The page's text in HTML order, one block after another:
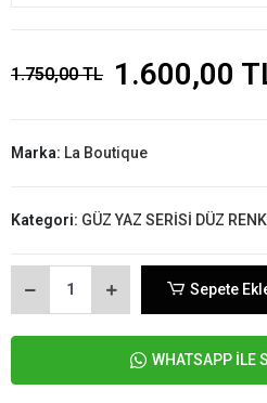
1.750,00 TL 1.600,00
Marka: La Boutique
Kategori: GÜZ YAZ SERİSİ DÜZ
Sepete
WHATSAPP İLE